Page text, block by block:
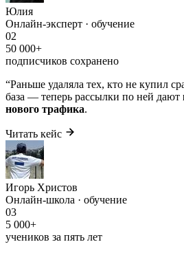
Юлия
Онлайн-эксперт · обучение
02
50 000+
подписчиков сохранено
“Раньше удаляла тех, кто не купил
база — теперь рассылки по ней дают
нового трафика.
Читать кейс
Игорь Христов
Онлайн-школа · обучение
03
5 000+
учеников за пять лет